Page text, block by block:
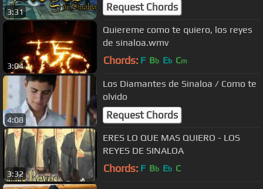
3:31 Request Chords
3:04
Quiereme como te quiero, los reyes
de sinaloa.wmv
Chords: F Bb Eb Cm
4:08
Los Diamantes de Sinaloa / Como te
olvido
Request Chords
3:32
ERES LO QUE MAS QUIERO - LOS
REYES DE SINALOA
Chords: F Bb Eb C